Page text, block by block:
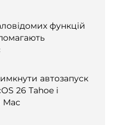
функцій
автозапуск
26 Tahoe і